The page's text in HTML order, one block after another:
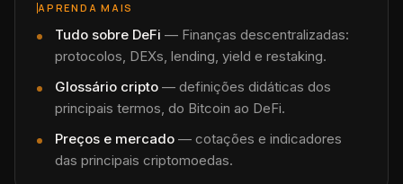
APRENDA MAIS
Tudo sobre DeFi — Finanças descentralizadas:
protocolos, DEXs, lending, yield e restaking.
Glossário cripto — definições didáticas dos
principais termos, do Bitcoin ao DeFi.
Preços e mercado — cotações e indicadores
das principais criptomoedas.